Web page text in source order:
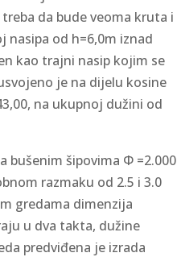
da bude veoma kruta i
nasipa od h=6,0m iznad
kao trajni nasip kojim se
je na dijelu kosine
na ukupnoj dužini od
bušenim šipovima Ф =2.000
razmaku od 2.5 i 3.0
gredama dimenzija
u dva takta, dužine
predviđena je izrada